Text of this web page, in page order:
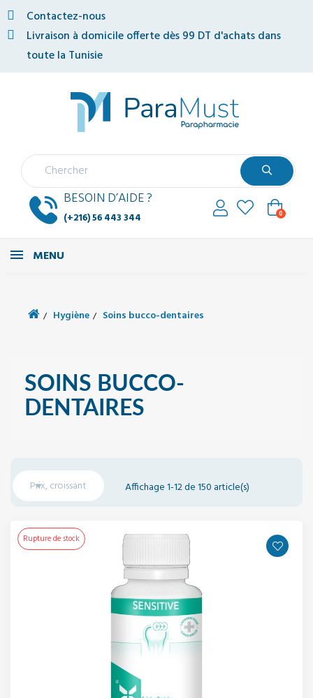
Contactez-nous
Livraison à domicile offerte dès 99 DT d'achats dans
toute la Tunisie
BESOIN D’AIDE ?
(+216) 56 443 344 0
MENU
Hygiène Soins bucco-dentaires
SOINS BUCCO-
DENTAIRES
Prix, croissant
 Affichage 1-12 de 150 article(s)
Rupture de stock